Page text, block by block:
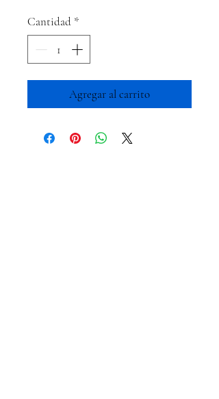
Cantidad *
Agregar al carrito